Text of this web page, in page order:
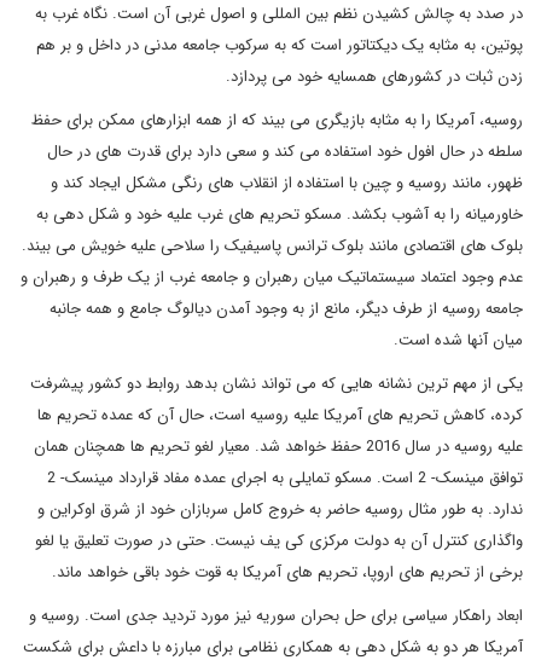
در صدد به چالش کشیدن نظم بین المللی و اصول غربی آن است. نگاه غرب به
پوتین، به مثابه یک دیکتاتور است که به سرکوب جامعه مدنی در داخل و بر هم
زدن ثبات در کشورهای همسایه خود می پردازد.
روسیه، آمریکا را به مثابه بازیگری می بیند که از همه ابزارهای ممکن برای حفظ
سلطه در حال افول خود استفاده می کند و سعی دارد برای قدرت های در حال
ظهور، مانند روسیه و چین با استفاده از انقلاب های رنگی مشکل ایجاد کند و
خاورمیانه را به آشوب بکشد. مسکو تحریم های غرب علیه خود و شکل دهی به
بلوک های اقتصادی مانند بلوک ترانس پاسیفیک را سلاحی علیه خویش می بیند.
عدم وجود اعتماد سیستماتیک میان رهبران و جامعه غرب از یک طرف و رهبران و
جامعه روسیه از طرف دیگر، مانع از به وجود آمدن دیالوگ جامع و همه جانبه
میان آنها شده است.
یکی از مهم ترین نشانه هایی که می تواند نشان بدهد روابط دو کشور پیشرفت
کرده، کاهش تحریم های آمریکا علیه روسیه است، حال آن که عمده تحریم ها
علیه روسیه در سال 2016 حفظ خواهد شد. معیار لغو تحریم ها همچنان همان
توافق مینسک- 2 است. مسکو تمایلی به اجرای عمده مفاد قرارداد مینسک- 2
ندارد. به طور مثال روسیه حاضر به خروج کامل سربازان خود از شرق اوکراین و
واگذاری کنترل آن به دولت مرکزی کی یف نیست. حتی در صورت تعلیق یا لغو
برخی از تحریم های اروپا، تحریم های آمریکا به قوت خود باقی خواهد ماند.
ابعاد راهکار سیاسی برای حل بحران سوریه نیز مورد تردید جدی است. روسیه و
آمریکا هر دو به شکل دهی به همکاری نظامی برای مبارزه با داعش برای شکست